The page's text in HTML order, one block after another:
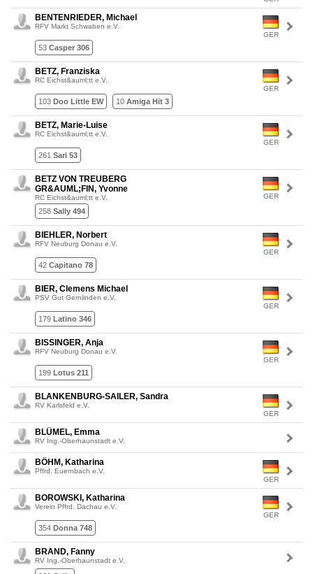
GER
BENTENRIEDER, Michael
RFV Markt Schwaben e.V.
53 Casper 306
GER
BETZ, Franziska
RC Eichst&auml;tt e.V.
103 Doo Little EW 10 Amiga Hit 3
GER
BETZ, Marie-Luise
RC Eichst&auml;tt e.V.
261 Sari 53
GER
BETZ VON TREUBERG
GR&AUML;FIN, Yvonne
RC Eichst&auml;tt e.V.
258 Sally 494
GER
BIEHLER, Norbert
RFV Neuburg Donau e.V.
42 Capitano 78
GER
BIER, Clemens Michael
PSV Gut Gernlinden e.V.
179 Latino 346
GER
BISSINGER, Anja
RFV Neuburg Donau e.V.
199 Lotus 211
GER
BLANKENBURG-SAILER, Sandra
RV Karlsfeld e.V.
BLÜMEL, Emma
RV Ing.-Oberhaunstadt e.V.
GER
BÖHM, Katharina
Pffrd. Euernbach e.V.
GER
BOROWSKI, Katharina
Verein Pffrd. Dachau e.V.
354 Donna 748
BRAND, Fanny
RV Ing.-Oberhaunstadt e.V.